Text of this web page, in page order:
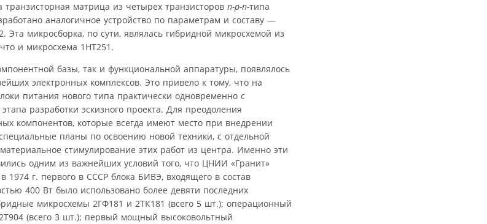
матрица из четырех транзисторов n-p-n-типа
аналогичное устройство по параметрам и составу —
Эта микросборка, по сути, являлась гибридной микросхемой из
и микросхема 1НТ251.
базы, так и функциональной аппаратуры, появлялось
электронных комплексов. Это привело к тому, что на
питания нового типа практически одновременно с
разработки эскизного проекта. Для преодоления
компонентов, которые всегда имеют место при внедрении
планы по освоению новой техники, с отдельной
стимулирование этих работ из центра. Именно эти
одним из важнейших условий того, что ЦНИИ «Гранит»
1974 г. первого в СССР блока БИВЭ, входящего в состав
400 Вт было использовано более девяти последних
микросхемы 2ГФ181 и 2ТК181 (всего 5 шт.); операционный
(всего 3 шт.); первый мощный высоковольтный